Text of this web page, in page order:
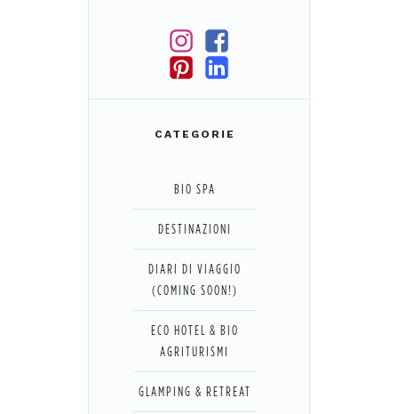
CATEGORIE
BIO SPA
DESTINAZIONI
DIARI DI VIAGGIO
(COMING SOON!)
ECO HOTEL & BIO
AGRITURISMI
GLAMPING & RETREAT